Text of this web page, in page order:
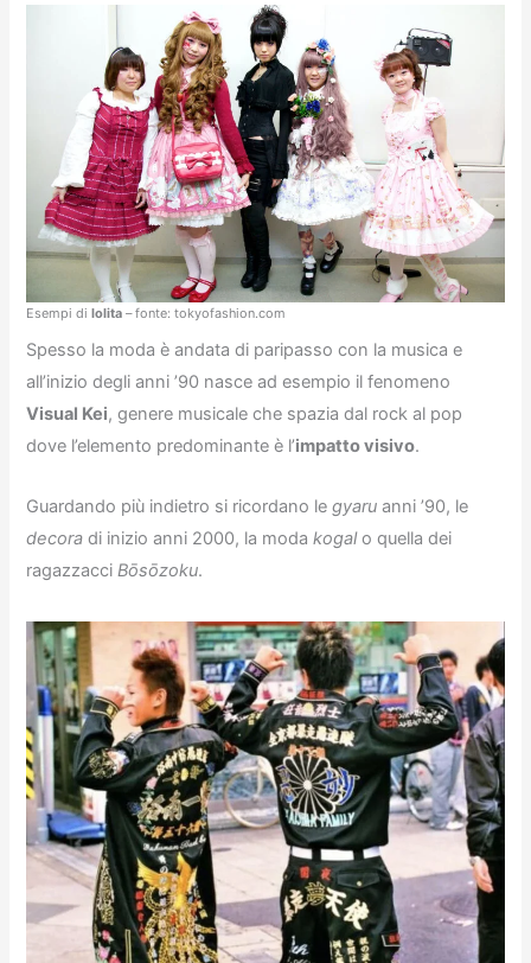
Esempi dilolita – fonte: tokyofashion.com
Spesso la moda è andata di paripasso con la musica e
all’inizio degli anni ’90 nasce ad esempio il fenomeno
Visual Kei, genere musicale che spazia dal rock al pop
dove l’elemento predominante è l’impatto visivo.
Guardando più indietro si ricordano legyaru anni ’90, le
decora di inizio anni 2000, la modakogalo quella dei
ragazzacciBōsōzoku.